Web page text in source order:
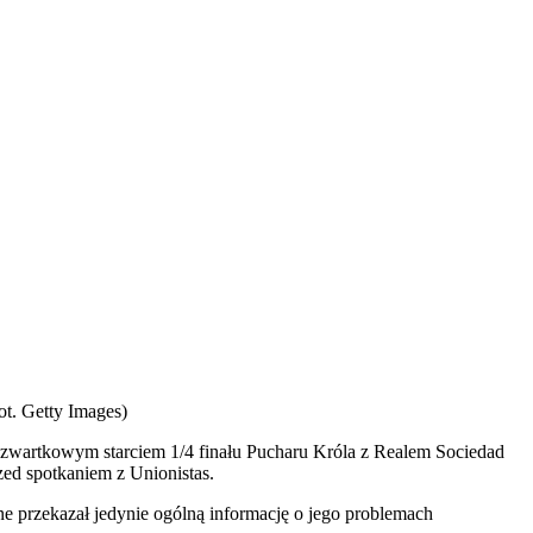
Getty Images)
starciem 1/4 finału Pucharu Króla z Realem Sociedad
spotkaniem z Unionistas.
przekazał jedynie ogólną informację o jego problemach